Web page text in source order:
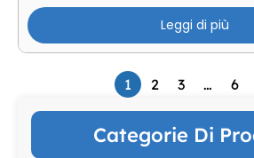
Categorie Di
Leggi di più
1 2 3 … 6